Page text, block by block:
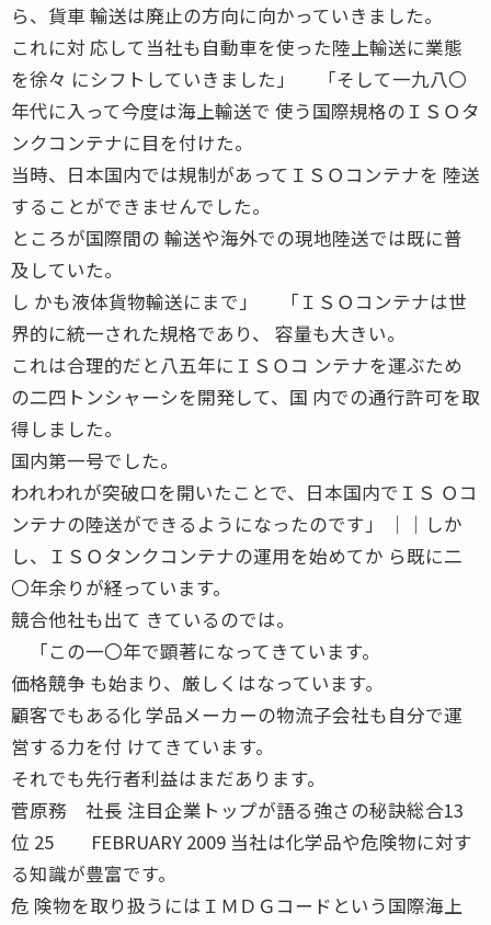
ら、貨車 輸送は廃止の方向に向かっていきました。
これに対 応して当社も自動車を使った陸上輸送に業態
を徐々 にシフトしていきました」 「そして一九八〇
年代に入って今度は海上輸送で 使う国際規格のＩＳＯタ
ンクコンテナに目を付けた。
当時、日本国内では規制があってＩＳＯコンテナを 陸送
することができませんでした。
ところが国際間の 輸送や海外での現地陸送では既に普
及していた。
し かも液体貨物輸送にまで」 「ＩＳＯコンテナは世
界的に統一された規格であり、 容量も大きい。
これは合理的だと八五年にＩＳＯコ ンテナを運ぶため
の二四トンシャーシを開発して、国 内での通行許可を取
得しました。
国内第一号でした。
われわれが突破口を開いたことで、日本国内でＩＳ Ｏコ
ンテナの陸送ができるようになったのです」 ││しか
し、ＩＳＯタンクコンテナの運用を始めてか ら既に二
〇年余りが経っています。
競合他社も出て きているのでは。
「この一〇年で顕著になってきています。
価格競争 も始まり、厳しくはなっています。
顧客でもある化 学品メーカーの物流子会社も自分で運
営する力を付 けてきています。
それでも先行者利益はまだあります。
菅原務 社長 注目企業トップが語る強さの秘訣総合13
位 25 FEBRUARY 2009 当社は化学品や危険物に対す
る知識が豊富です。
危 険物を取り扱うにはＩＭＤＧコードという国際海上